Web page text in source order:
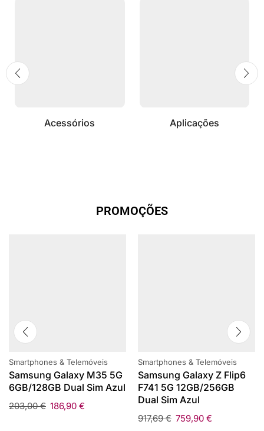
Acessórios Aplicações
PROMOÇÕES
Smartphones & Telemóveis
Samsung Galaxy M35 5G
6GB/128GB Dual Sim Azul
203,00€ 186,90 €
Smartphones & Telemóveis
Samsung Galaxy Z Flip6
F741 5G 12GB/256GB
Dual Sim Azul
917,69€ 759,90 €